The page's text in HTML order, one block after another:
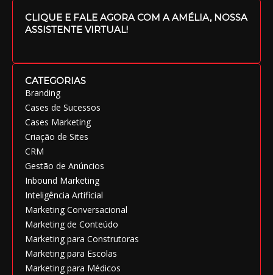
CLIQUE E FALE AGORA COM A AMÉLIA, NOSSA
ASSISTENTE VIRTUAL!
CATEGORIAS
Branding
Cases de Sucessos
Cases Marketing
Criação de Sites
CRM
Gestão de Anúncios
Inbound Marketing
Inteligência Artificial
Marketing Conversacional
Marketing de Conteúdo
Marketing para Construtoras
Marketing para Escolas
Marketing para Médicos